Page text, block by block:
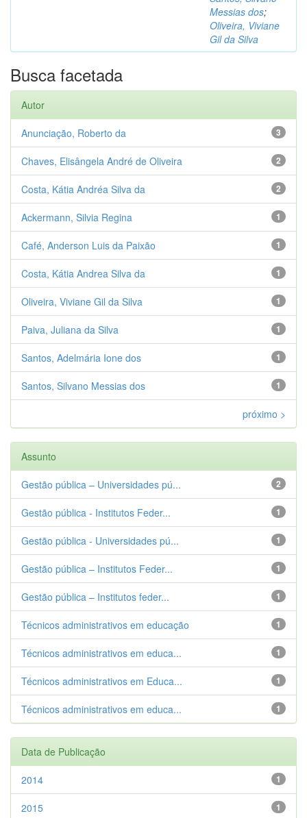
Messias dos;
Oliveira, Viviane
Gil da Silva
Busca facetada
Autor
3
Anunciação, Roberto da
2
Chaves, Elisângela André de Oliveira
2
Costa, Kátia Andréa Silva da
1
Ackermann, Silvia Regina
1
Café, Anderson Luis da Paixão
1
Costa, Kátia Andrea Silva da
1
Oliveira, Viviane Gil da Silva
1
Paiva, Juliana da Silva
1
Santos, Adelmária Ione dos
1
Santos, Silvano Messias dos
próximo >
Assunto
2
Gestão pública – Universidades pú...
1
Gestão pública - Institutos Feder...
1
Gestão pública - Universidades pú...
1
Gestão pública – Institutos Feder...
1
Gestão pública – Institutos feder...
1
Técnicos administrativos em educação
1
Técnicos administrativos em educa...
1
Técnicos administrativos em Educa...
1
Técnicos administrativos em educa...
Data de Publicação
1
2014
1
2015